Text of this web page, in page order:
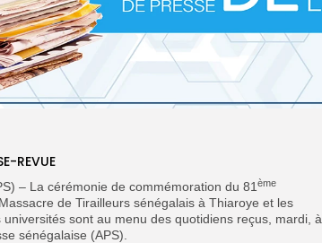
REVUE
– La cérémonie de commémoration du 81 ème
de Tirailleurs sénégalais à Thiaroye et les
universités sont au menu des quotidiens reçus, mardi, à
sénégalaise (APS).